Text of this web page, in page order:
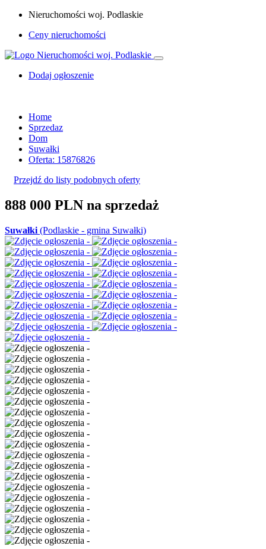
Nieruchomości woj. Podlaskie
Ceny nieruchomości
Dodaj ogłoszenie
Home
Sprzedaz
Dom
Suwałki
Oferta: 15876826
Przejdź do listy podobnych oferty
888 000 PLN na sprzedaż
Suwałki (Podlaskie - gmina Suwałki)